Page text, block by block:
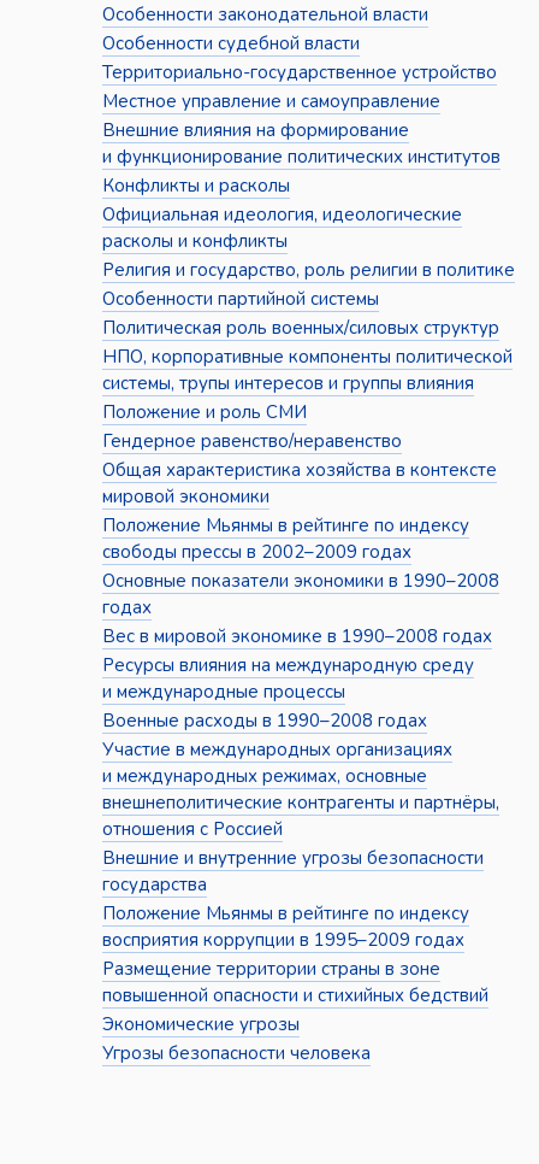
Особенности законодательной власти
Особенности судебной власти
Территориально-государственное устройство
Местное управление и самоуправление
Внешние влияния на формирование
и функционирование политических институтов
Конфликты и расколы
Официальная идеология, идеологические
расколы и конфликты
Религия и государство, роль религии в политике
Особенности партийной системы
Политическая роль военных/силовых структур
НПО, корпоративные компоненты политической
системы, трупы интересов и группы влияния
Положение и роль СМИ
Гендерное равенство/неравенство
Общая характеристика хозяйства в контексте
мировой экономики
Положение Мьянмы в рейтинге по индексу
свободы прессы в 2002–2009 годах
Основные показатели экономики в 1990–2008
годах
Вес в мировой экономике в 1990–2008 годах
Ресурсы влияния на международную среду
и международные процессы
Военные расходы в 1990–2008 годах
Участие в международных организациях
и международных режимах, основные
внешнеполитические контрагенты и партнёры,
отношения с Россией
Внешние и внутренние угрозы безопасности
государства
Положение Мьянмы в рейтинге по индексу
восприятия коррупции в 1995–2009 годах
Размещение территории страны в зоне
повышенной опасности и стихийных бедствий
Экономические угрозы
Угрозы безопасности человека